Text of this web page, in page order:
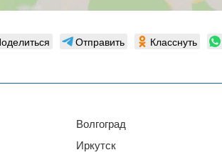
Отправить Класснуть
Волгоград
Иркутск